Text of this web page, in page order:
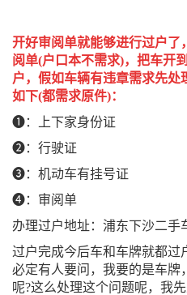
开好审阅单就能够进行过户了
阅单(户口本不需求)，把车开
户，假如车辆有违章需求先
如下(都需求原件)：
❶：上下家身份证
❷：行驶证
❸：机动车有挂号证
❹：审阅单
办理过户地址：浦东下沙二手
过户完成今后车和车牌就都过
必定有人要问，我要的是车牌
呢?这么处理这个问题呢，我